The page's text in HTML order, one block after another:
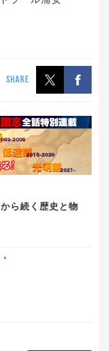
SHARE
ら続く歴史と物
▼